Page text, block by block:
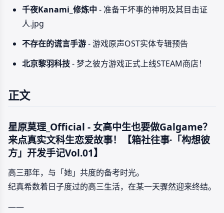
千夜Kanami_修炼中 - 准备干坏事的神明及其目击证
人.jpg
不存在的谎言手游- 游戏原声OST实体专辑预告
北京黎羽科技- 梦之彼方游戏正式上线STEAM商店！
正文
星原莫理_Official - 女高中生也要做Galgame？
来点真实文科生恋爱故事！【箱社往事·「构想彼
方」开发手记Vol.01】
高三那年，与「她」共度的备考时光。
纪真希数着日子度过的高三生活，在某一天骤然迎来终结。
——